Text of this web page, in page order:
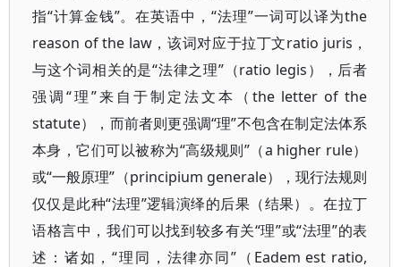
指“计算金钱”。在英语中，“法理”一词可以译为the
reason of the law，该词对应于拉丁文ratio juris，
与这个词相关的是“法律之理”（ratio legis），后者
强调“理”来自于制定法文本（the letter of the
statute），而前者则更强调“理”不包含在制定法体系
本身，它们可以被称为“高级规则”（a higher rule）
或“一般原理”（principium generale），现行法规则
仅仅是此种“法理”逻辑演绎的后果（结果）。在拉丁
语格言中，我们可以找到较多有关“理”或“法理”的表
述：诸如，“理同，法律亦同”（Eadem est ratio,